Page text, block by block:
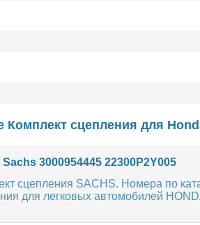
Комплект сцепления для
3000954445 22300P2Y005
сцепления SACHS. Номера по
для легковых автомобилей